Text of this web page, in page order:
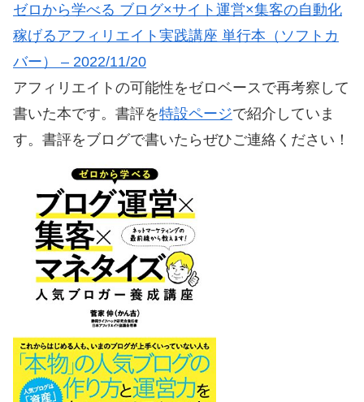
ゼロから学べる ブログ×サイト運営×集客の自動化
稼げるアフィリエイト実践講座 単行本（ソフトカ
バー） – 2022/11/20
アフィリエイトの可能性をゼロベースで再考察して
書いた本です。書評を特設ページで紹介していま
す。書評をブログで書いたらぜひご連絡ください！